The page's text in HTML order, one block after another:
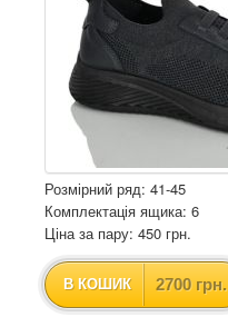
Розмірний ряд: 41-45
Комплектація ящика: 6
Ціна за пару: 450 грн.
В КОШИК 2700 грн.